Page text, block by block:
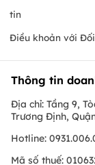
tin
Điều khoản với
Thông tin
Địa chỉ: Tầng 9,
Trương Định,
Hotline:
Mã số thuế: